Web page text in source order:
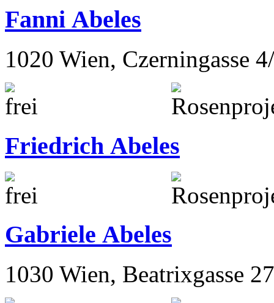
Fanni Abeles
1020 Wien, Czerningasse
Friedrich Abeles
Gabriele Abeles
1030 Wien, Beatrixgasse